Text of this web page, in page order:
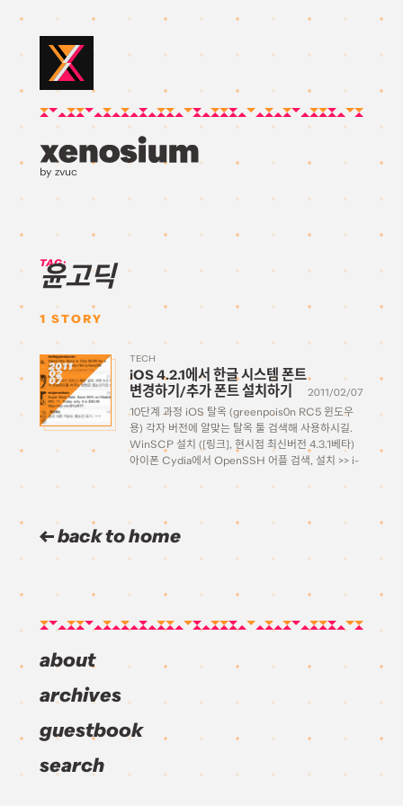
by zvuc
TAG:
윤고딕
1 STORY
2011
02
07
TECH
iOS 4.2.1에서 한글 시스템 폰트
변경하기/추가 폰트 설치하기
2011/02/07
10단계 과정 iOS 탈옥 (greenpois0n RC5 윈도우
용) 각자 버전에 알맞는 탈옥 툴 검색해 사용하시길.
WinSCP 설치 ([링크], 현시점 최신버전 4.3.1베타)
아이폰 Cydia에서 OpenSSH 어플 검색, 설치 >> i-
back to home
about
archives
guestbook
search